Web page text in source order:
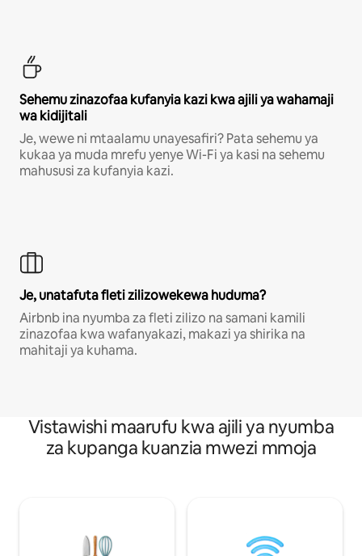
Sehemu zinazofaa kufanyia kazi kwa ajili ya wahamaji
wa kidijitali
Je, wewe ni mtaalamu unayesafiri? Pata sehemu ya
kukaa ya muda mrefu yenye Wi-Fi ya kasi na sehemu
mahususi za kufanyia kazi.
Je, unatafuta fleti zilizowekewa huduma?
Airbnb ina nyumba za fleti zilizo na samani kamili
zinazofaa kwa wafanyakazi, makazi ya shirika na
mahitaji ya kuhama.
Vistawishi maarufu kwa ajili ya nyumba
za kupanga kuanzia mwezi mmoja